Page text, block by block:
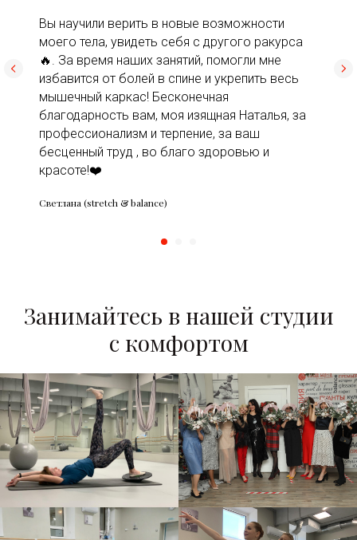
Вы научили верить в новые возможности
моего тела, увидеть себя с другого ракурса
🔥. За время наших занятий, помогли мне
избавится от болей в спине и укрепить весь
мышечный каркас! Бесконечная
благодарность вам, моя изящная Наталья, за
профессионализм и терпение, за ваш
бесценный труд , во благо здоровью и
красоте!❤️
Светлана (stretch & balance)
Занимайтесь в нашей студии
с комфортом